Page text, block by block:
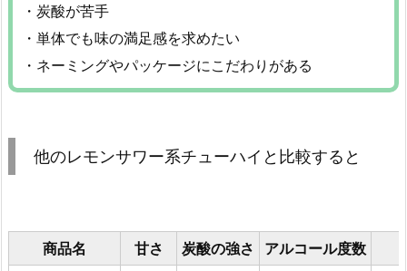
・炭酸が苦手
・単体でも味の満足感を求めたい
・ネーミングやパッケージにこだわりがある
他のレモンサワー系チューハイと比較すると
商品名 甘さ 炭酸の強さ
アルコール度数